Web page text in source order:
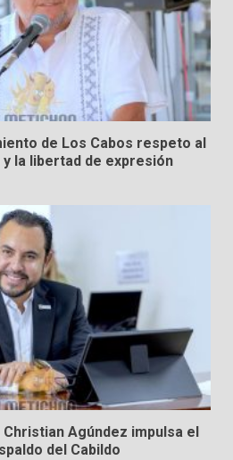
de Los Cabos respeto al
la libertad de expresión
Agúndez impulsa el
del Cabildo